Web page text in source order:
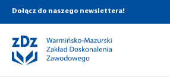
Dołącz do naszego newslettera!